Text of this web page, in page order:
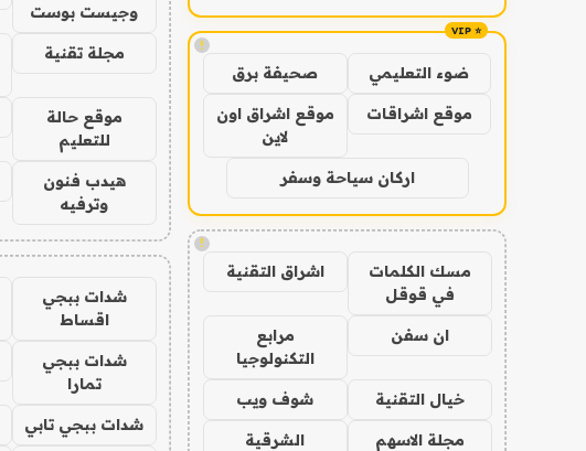
!
ضوء التعليمي صحيفة برق
موقع اشراقات
موقع اشراق اون
لاين
اركان سياحة وسفر
!
مسك الكلمات
في قوقل
اشراق التقنية
ان سفن
مرابع
التكنولوجيا
خيال التقنية شوف ويب
مجلة الاسهم
الشرقية
وجيست بوست
مجلة تقنية
موقع حالة
للتعليم
هيدب فنون
وترفيه
شدات ببجي
اقساط
شدات ببجي
تمارا
شدات ببجي تابي